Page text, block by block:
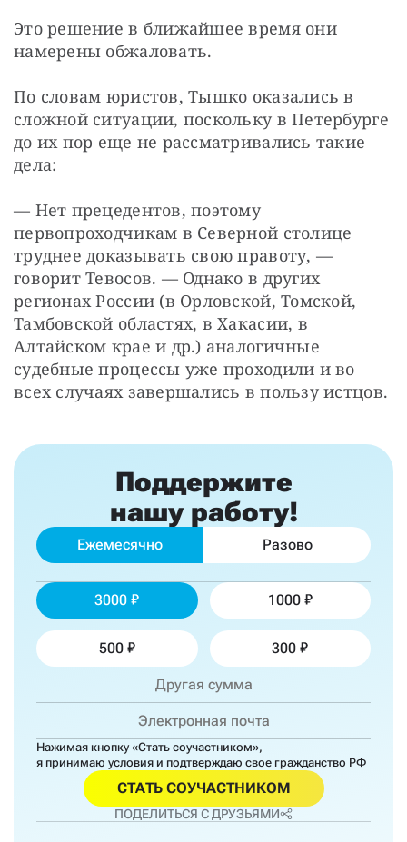
Это решение в ближайшее время они
намерены обжаловать.
По словам юристов, Тышко оказались в
сложной ситуации, поскольку в Петербурге
до их пор еще не рассматривались такие
дела:
— Нет прецедентов, поэтому
первопроходчикам в Северной столице
труднее доказывать свою правоту, —
говорит Тевосов. — Однако в других
регионах России (в Орловской, Томской,
Тамбовской областях, в Хакасии, в
Алтайском крае и др.) аналогичные
судебные процессы уже проходили и во
всех случаях завершались в пользу истцов.
Поддержите
нашу работу!
Ежемесячно Разово
3000 1000
500 300
Нажимая кнопку «Стать соучастником»,
я принимаю условия и подтверждаю свое гражданство РФ
СТАТЬ СОУЧАСТНИКОМ
ПОДЕЛИТЬСЯ С ДРУЗЬЯМИ